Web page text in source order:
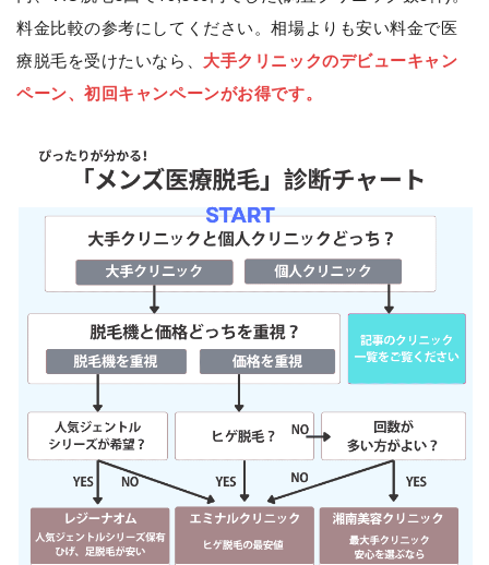
料金比較の参考にしてください。相場よりも安い料金で医
療脱毛を受けたいなら、 大手クリニックのデビューキャン
ペーン、初回キャンペーンがお得です。